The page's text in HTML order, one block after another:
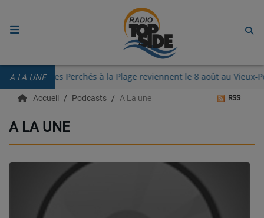
A LA UNE
Guinguettes des Perchés à la Plage reviennent le 8 août au
RADIO
ECOUTER
RECHERCHE DE TITRES
TÉLÉCHARGER L'APPLICATION.
EMISSIONS
Accueil Podcasts A La une RSS
A LA UNE